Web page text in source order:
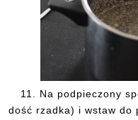
11. Na podpieczony
dość rzadka) i wstaw do